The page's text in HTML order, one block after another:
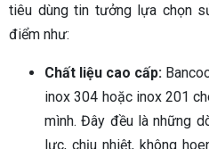
tiêu dùng tin tưởng lựa chọn
điểm như:
Chất liệu cao cấp:
inox 304 hoặc inox 201
mình. Đây đều là những
lực, chịu nhiệt, không